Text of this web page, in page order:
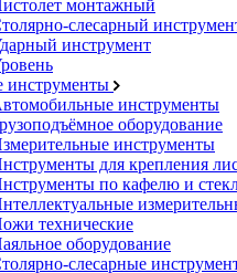
монтажный
слесарный
инструмент
инструменты
инструменты
оборудование
инструменты
для крепления
по кафелю и
технические
оборудование
слесарные